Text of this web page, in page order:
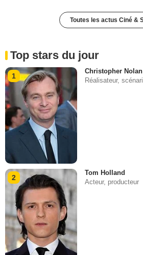
Toutes les actus Ciné &
Top stars du jour
1
Christopher Nolan
Réalisateur,
2
Tom Holland
Acteur, producteur